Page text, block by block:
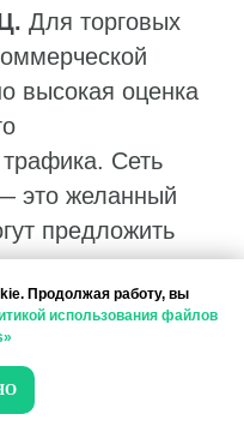
Для торговых
высокая оценка
Сеть
это желанный
предложить
и лояльность
оценивают
Продолжая работу, вы
использования файлов